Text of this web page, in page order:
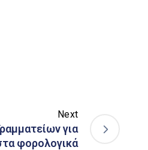
Next
για
φορολογικά